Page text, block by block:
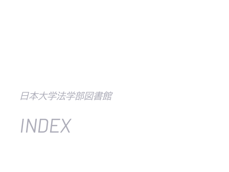
日本大学法学部図書館
INDEX